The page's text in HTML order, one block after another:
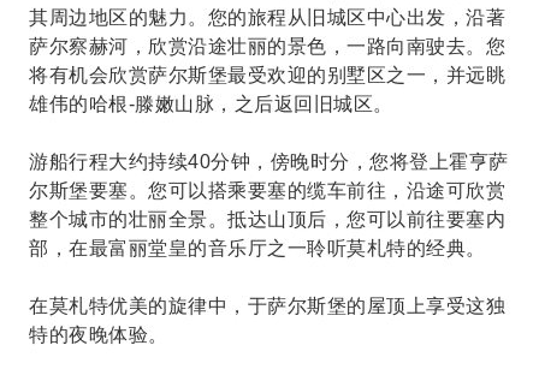
其周边地区的魅力。您的旅程从旧城区中心出发，沿著
萨尔察赫河，欣赏沿途壮丽的景色，一路向南驶去。您
将有机会欣赏萨尔斯堡最受欢迎的别墅区之一，并远眺
雄伟的哈根-滕嫩山脉，之后返回旧城区。
游船行程大约持续40分钟，傍晚时分，您将登上霍亨萨
尔斯堡要塞。您可以搭乘要塞的缆车前往，沿途可欣赏
整个城市的壮丽全景。抵达山顶后，您可以前往要塞内
部，在最富丽堂皇的音乐厅之一聆听莫札特的经典。
在莫札特优美的旋律中，于萨尔斯堡的屋顶上享受这独
特的夜晚体验。